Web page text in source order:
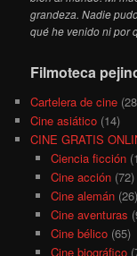
grandeza. Nadie
qué he venido ni por
Filmoteca
Cartelera de cine
Cine asiático (14)
CINE GRATIS
Ciencia ficción
Cine acción(72)
Cine alemán(26)
Cine aventuras
Cine bélico(65)
Cine biográfico